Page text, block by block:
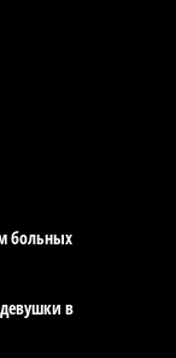
не
дня
возле села
больных
в